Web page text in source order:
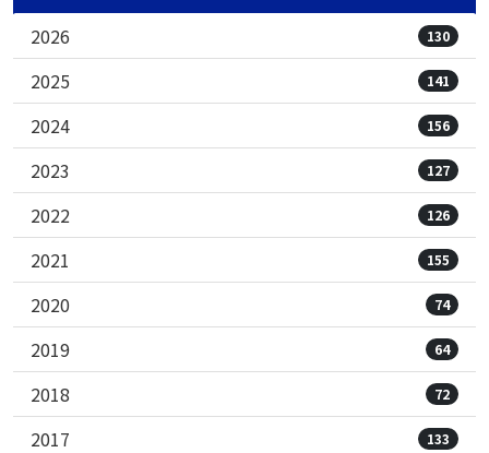
2026
130
2025 141
2024 156
2023 127
2022 126
2021 155
2020 74
2019 64
2018 72
2017 133